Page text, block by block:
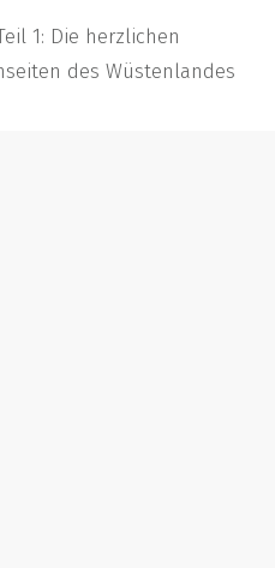
1: Die herzlichen
des Wüstenlandes